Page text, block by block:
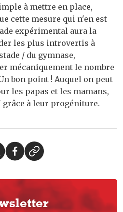
à mettre en place,
cette mesure qui n'en est
expérimental aura la
les plus introvertis à
/ du gymnase,
mécaniquement le nombre
bon point ! Auquel on peut
les papas et les mamans,
à leur progéniture.